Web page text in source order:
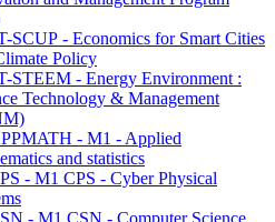
SCUP - Economics for Smart Cities
Policy
STEEM - Energy Environment :
Technology & Management
- M1 - Applied
and statistics
- M1 CPS - Cyber Physical
- M1 CSN - Computer Science